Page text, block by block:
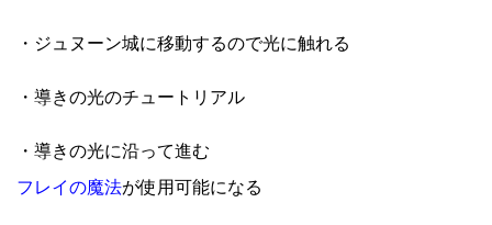
・ジュヌーン城に移動するので光に触れる
・導きの光のチュートリアル
・導きの光に沿って進む
フレイの魔法が使用可能になる